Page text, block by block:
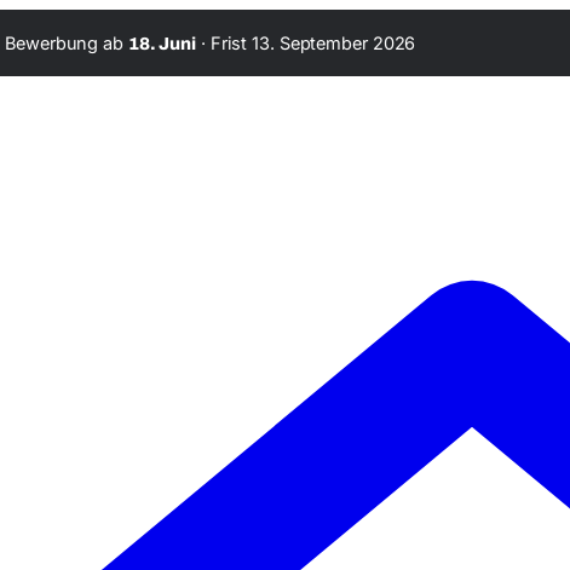
Bewerbung ab 18. Juni · Frist 13. September 2026